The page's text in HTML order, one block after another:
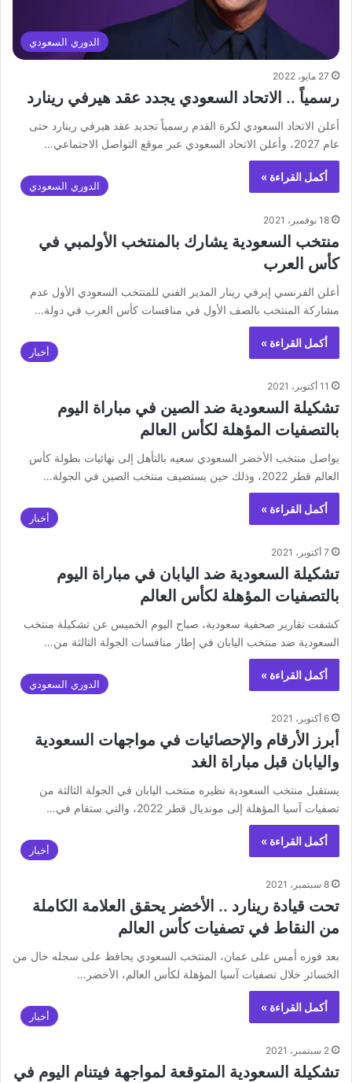
الدوري السعودي
27 مايو، 2022
رسمياً .. الاتحاد السعودي يجدد عقد هيرفي رينارد
أعلن الاتحاد السعودي لكرة القدم رسمياً تجديد عقد هيرفي رينارد حتى
عام 2027، وأعلن الاتحاد السعودي عبر موقع التواصل الاجتماعي…
أكمل القراءة »
الدوري السعودي
18 نوفمبر، 2021
منتخب السعودية يشارك بالمنتخب الأولمبي في
كأس العرب
أعلن الفرنسي إيرفي رينار المدير الفني للمنتخب السعودي الأول عدم
مشاركة المنتخب بالصف الأول في منافسات كأس العرب في دولة…
أكمل القراءة »
أخبار
11 أكتوبر، 2021
تشكيلة السعودية ضد الصين في مباراة اليوم
بالتصفيات المؤهلة لكأس العالم
يواصل منتخب الأخضر السعودي سعيه بالتأهل إلى نهائيات بطولة كأس
العالم قطر 2022، وذلك حين يستضيف منتخب الصين في الجولة…
أكمل القراءة »
أخبار
7 أكتوبر، 2021
تشكيلة السعودية ضد اليابان في مباراة اليوم
بالتصفيات المؤهلة لكأس العالم
كشفت تقارير صحفية سعودية، صباح اليوم الخميس عن تشكيلة منتخب
السعودية ضد منتخب اليابان في إطار منافسات الجولة الثالثة من…
أكمل القراءة »
الدوري السعودي
6 أكتوبر، 2021
أبرز الأرقام والإحصائيات في مواجهات السعودية
واليابان قبل مباراة الغد
يستقبل منتخب السعودية نظيره منتخب اليابان في الجولة الثالثة من
تصفيات آسيا المؤهلة إلى مونديال قطر 2022، والتي ستقام في…
أكمل القراءة »
أخبار
8 سبتمبر، 2021
تحت قيادة رينارد .. الأخضر يحقق العلامة الكاملة
من النقاط في تصفيات كأس العالم
بعد فوزه أمس على عمان، المنتخب السعودي يحافظ على سجله خال من
الخسائر خلال تصفيات آسيا المؤهلة لكأس العالم، الأخضر…
أكمل القراءة »
أخبار
2 سبتمبر، 2021
تشكيلة السعودية المتوقعة لمواجهة فيتنام اليوم في